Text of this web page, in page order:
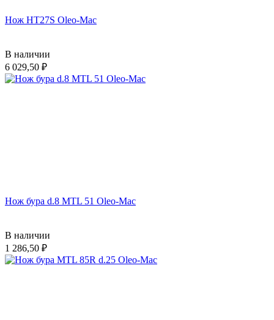
Нож HT27S Oleo-Mac
В наличии
6 029,50
Нож бура d.8 MTL 51 Oleo-Mac
В наличии
1 286,50